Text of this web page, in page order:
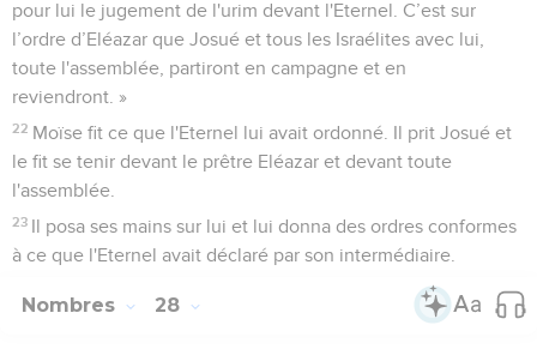
pour lui le jugement de l'urim devant l'Eternel. C’est sur
l’ordre d’Eléazar que Josué et tous les Israélites avec lui,
toute l'assemblée, partiront en campagne et en
reviendront. »
22 Moïse fit ce que l'Eternel lui avait ordonné. Il prit Josué et
le fit se tenir devant le prêtre Eléazar et devant toute
l'assemblée.
23 Il posa ses mains sur lui et lui donna des ordres conformes
à ce que l'Eternel avait déclaré par son intermédiaire.
Nombres 28